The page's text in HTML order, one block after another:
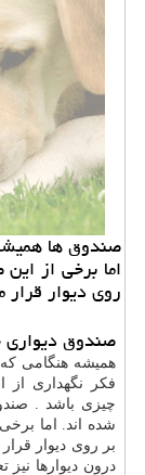
صندوق ها
اما برخی از
روی دیوار قرار
صندوق
همیشه هنگامی
فکر نگهداری از
چیزی باشد .
شده اند. اما
بر روی دیوار
درون دیوارها